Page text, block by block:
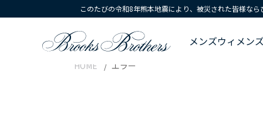
このたびの令和8年熊本地震により、被災された皆様な
メンズウィメン
HOME エラー